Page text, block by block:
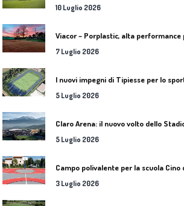
10 Luglio 2026
Viacor – Porplastic, alta performance
7 Luglio 2026
I nuovi impegni di Tipiesse per lo
5 Luglio 2026
5 Luglio 2026
Campo polivalente per la scuola Cino
3 Luglio 2026